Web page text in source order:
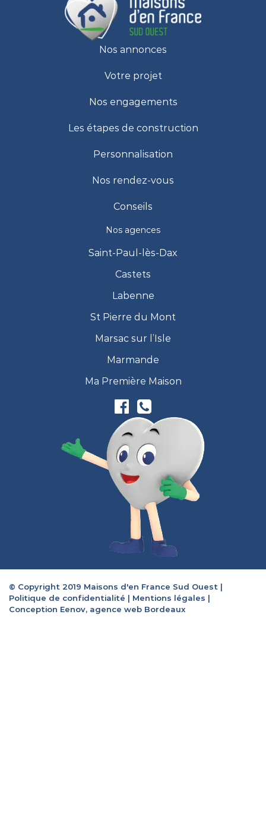
Nos annonces
Votre projet
Nos engagements
Les étapes de construction
Personnalisation
Nos rendez-vous
Conseils
Nos agences
Saint-Paul-lès-Dax
Castets
Labenne
St Pierre du Mont
Marsac sur l’Isle
Marmande
Ma Première Maison
© Copyright 2019 Maisons d'en France Sud Ouest |
Politique de confidentialité | Mentions légales |
Conception Eenov, agence web Bordeaux